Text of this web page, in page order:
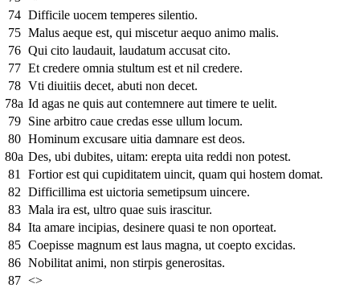
74 Difficile uocem temperes silentio.
75 Malus aeque est, qui miscetur aequo animo malis.
76 Qui cito laudauit, laudatum accusat cito.
77 Et credere omnia stultum est et nil credere.
78 Vti diuitiis decet, abuti non decet.
78a Id agas ne quis aut contemnere aut timere te uelit.
79
Sine arbitro caue credas esse ullum locum.
80 Hominum excusare uitia damnare est deos.
80a Des, ubi dubites, uitam: erepta uita reddi non potest.
81
Fortior est qui cupiditatem uincit, quam qui hostem domat.
82 Difficillima est uictoria semetipsum uincere.
83 Mala ira est, ultro quae suis irascitur.
84 Ita amare incipias, desinere quasi te non oporteat.
85 Coepisse magnum est laus magna, ut coepto excidas.
86 Nobilitat animi, non stirpis generositas.
87 <>